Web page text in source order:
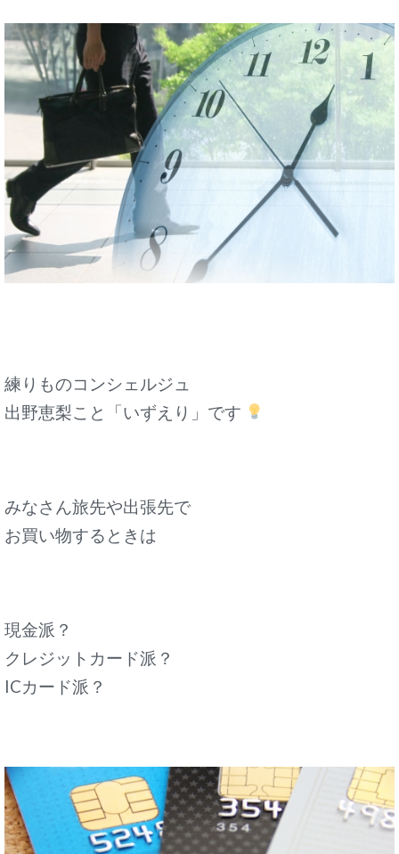
練りものコンシェルジュ
出野恵梨こと「いずえり」です
みなさん旅先や出張先で
お買い物するときは
現金派？
クレジットカード派？
ICカード派？